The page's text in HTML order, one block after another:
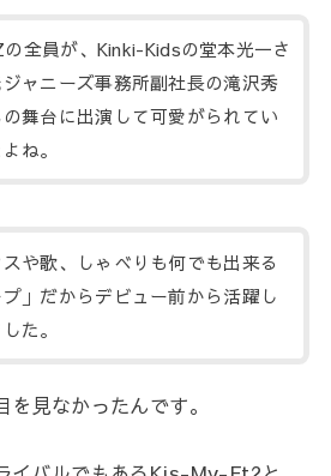
全員が、Kinki-Kidsの堂本光一さ
ャニーズ事務所副社長の滝沢秀
舞台に出演して可愛がられてい
ね。
スや歌、しゃべりも何でも出来る
」だからデビュー前から活躍し
た。
見なかったんです。